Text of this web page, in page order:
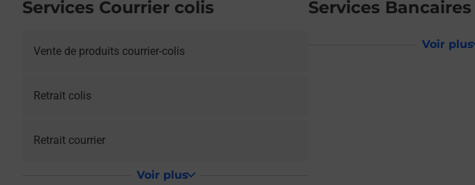
Services Courrier colis
Vente de produits courrier-colis
Retrait colis
Retrait courrier
Voir plus
Services Bancaires
Voir plus